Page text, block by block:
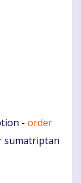
- order
sumatriptan